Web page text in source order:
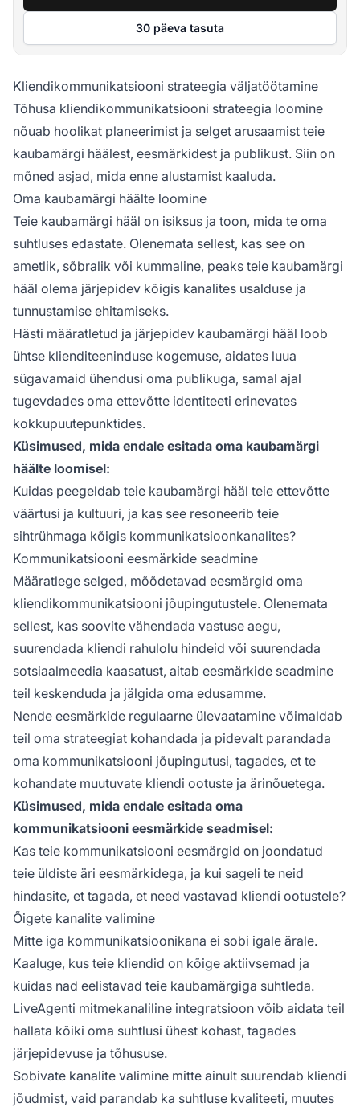
30 päeva tasuta
Kliendikommunikatsiooni strateegia väljatöötamine
Tõhusa kliendikommunikatsiooni strateegia loomine
nõuab hoolikat planeerimist ja selget arusaamist teie
kaubamärgi häälest, eesmärkidest ja publikust. Siin on
mõned asjad, mida enne alustamist kaaluda.
Oma kaubamärgi häälte loomine
Teie kaubamärgi hääl on isiksus ja toon, mida te oma
suhtluses edastate. Olenemata sellest, kas see on
ametlik, sõbralik või kummaline, peaks teie kaubamärgi
hääl olema järjepidev kõigis kanalites usalduse ja
tunnustamise ehitamiseks.
Hästi määratletud ja järjepidev kaubamärgi hääl loob
ühtse klienditeeninduse kogemuse, aidates luua
sügavamaid ühendusi oma publikuga, samal ajal
tugevdades oma ettevõtte identiteeti erinevates
kokkupuutepunktides.
Küsimused, mida endale esitada oma kaubamärgi
häälte loomisel:
Kuidas peegeldab teie kaubamärgi hääl teie ettevõtte
väärtusi ja kultuuri, ja kas see resoneerib teie
sihtrühmaga kõigis kommunikatsioonkanalites?
Kommunikatsiooni eesmärkide seadmine
Määratlege selged, mõõdetavad eesmärgid oma
kliendikommunikatsiooni jõupingutustele. Olenemata
sellest, kas soovite vähendada vastuse aegu,
suurendada kliendi rahulolu hindeid või suurendada
sotsiaalmeedia kaasatust, aitab eesmärkide seadmine
teil keskenduda ja jälgida oma edusamme.
Nende eesmärkide regulaarne ülevaatamine võimaldab
teil oma strateegiat kohandada ja pidevalt parandada
oma kommunikatsiooni jõupingutusi, tagades, et te
kohandate muutuvate kliendi ootuste ja ärinõuetega.
Küsimused, mida endale esitada oma
kommunikatsiooni eesmärkide seadmisel:
Kas teie kommunikatsiooni eesmärgid on joondatud
teie üldiste äri eesmärkidega, ja kui sageli te neid
hindasite, et tagada, et need vastavad kliendi ootustele?
Õigete kanalite valimine
Mitte iga kommunikatsioonikana ei sobi igale ärale.
Kaaluge, kus teie kliendid on kõige aktiivsemad ja
kuidas nad eelistavad teie kaubamärgiga suhtleda.
LiveAgenti mitmekanaliline integratsioon võib aidata teil
hallata kõiki oma suhtlusi ühest kohast, tagades
järjepidevuse ja tõhususe.
Sobivate kanalite valimine mitte ainult suurendab kliendi
jõudmist, vaid parandab ka suhtluse kvaliteeti, muutes